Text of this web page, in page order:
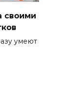
своими
умеют